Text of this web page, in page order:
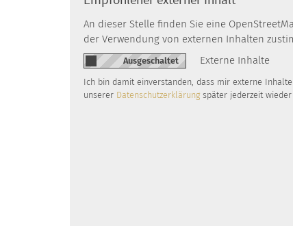
An dieser Stelle finden Sie eine
der Verwendung von externen Inhalten
Externe Inhalte
Ich bin damit einverstanden, dass mir externe
unserer Datenschutzerklärung später jederzeit